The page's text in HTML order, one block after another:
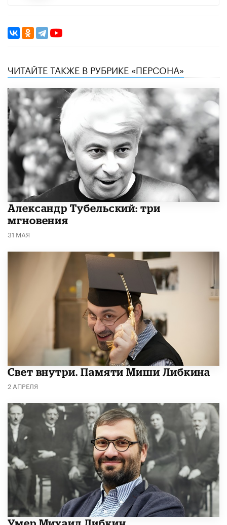
ЧИТАЙТЕ ТАКЖЕ В РУБРИКЕ «ПЕРСОНА»
Александр Тубельский: три
мгновения
31 МАЯ
​Свет внутри. Памяти Миши Либкина
2 АПРЕЛЯ